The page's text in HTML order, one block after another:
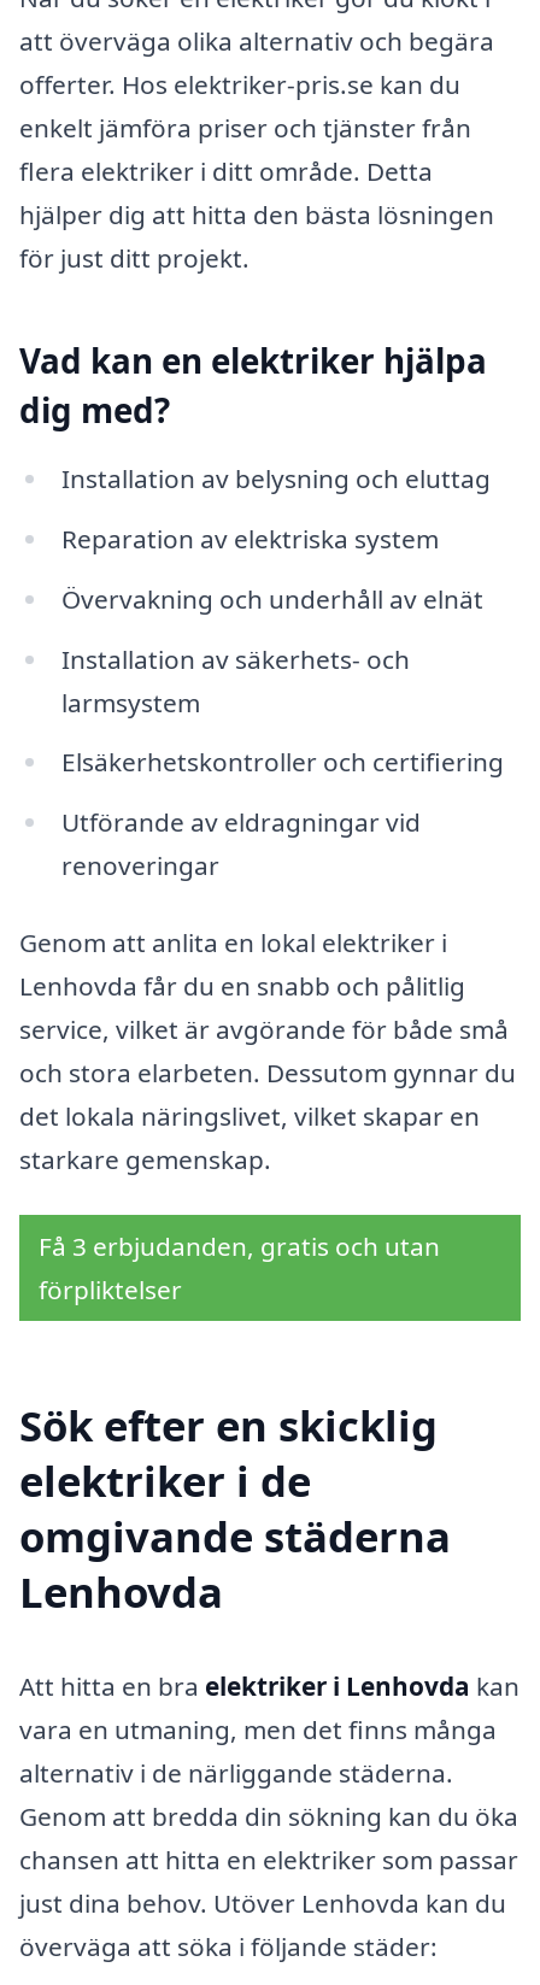
att överväga olika alternativ och begära
offerter. Hos elektriker-pris.se kan du
enkelt jämföra priser och tjänster från
flera elektriker i ditt område. Detta
hjälper dig att hitta den bästa lösningen
för just ditt projekt.
Vad kan en elektriker hjälpa
dig med?
Installation av belysning och eluttag
Reparation av elektriska system
Övervakning och underhåll av elnät
Installation av säkerhets- och
larmsystem
Elsäkerhetskontroller och certifiering
Utförande av eldragningar vid
renoveringar
Genom att anlita en lokal elektriker i
Lenhovda får du en snabb och pålitlig
service, vilket är avgörande för både små
och stora elarbeten. Dessutom gynnar du
det lokala näringslivet, vilket skapar en
starkare gemenskap.
Få 3 erbjudanden, gratis och utan
förpliktelser
Sök efter en skicklig
elektriker i de
omgivande städerna
Lenhovda
Att hitta en bra elektriker i Lenhovda kan
vara en utmaning, men det finns många
alternativ i de närliggande städerna.
Genom att bredda din sökning kan du öka
chansen att hitta en elektriker som passar
just dina behov. Utöver Lenhovda kan du
överväga att söka i följande städer: